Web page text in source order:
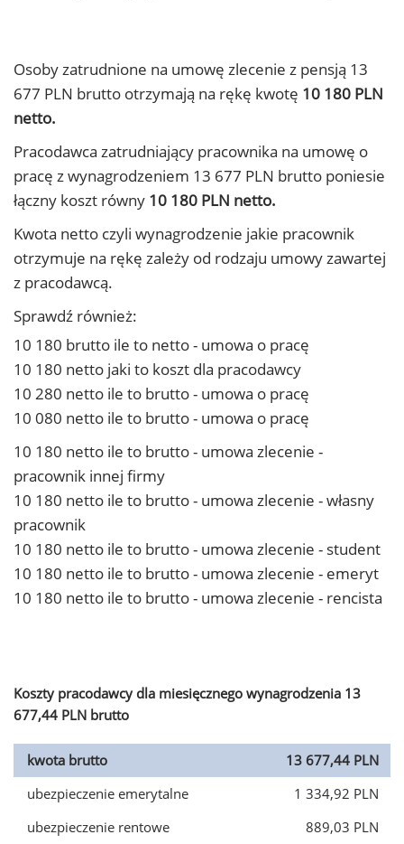
Osoby zatrudnione na umowę zlecenie z pensją 13
677 PLN brutto otrzymają na rękę kwotę 10 180 PLN
netto.
Pracodawca zatrudniający pracownika na umowę o
pracę z wynagrodzeniem 13 677 PLN brutto poniesie
łączny koszt równy 10 180 PLN netto.
Kwota netto czyli wynagrodzenie jakie pracownik
otrzymuje na rękę zależy od rodzaju umowy zawartej
z pracodawcą.
Sprawdź również:
10 180 brutto ile to netto - umowa o pracę
10 180 netto jaki to koszt dla pracodawcy
10 280 netto ile to brutto - umowa o pracę
10 080 netto ile to brutto - umowa o pracę
10 180 netto ile to brutto - umowa zlecenie -
pracownik innej firmy
10 180 netto ile to brutto - umowa zlecenie - własny
pracownik
10 180 netto ile to brutto - umowa zlecenie - student
10 180 netto ile to brutto - umowa zlecenie - emeryt
10 180 netto ile to brutto - umowa zlecenie - rencista
Koszty pracodawcy dla miesięcznego wynagrodzenia 13
677,44 PLN brutto
kwota brutto
13 677,44 PLN
ubezpieczenie emerytalne
1 334,92 PLN
ubezpieczenie rentowe
889,03 PLN